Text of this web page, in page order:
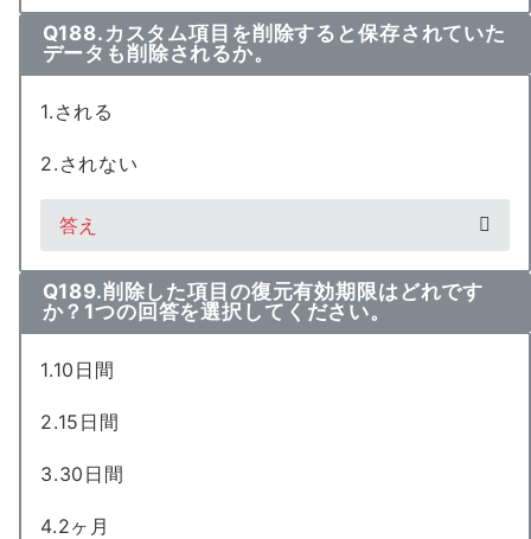
Q188.カスタム項目を削除すると保存されていた
データも削除されるか。
1.される
2.されない
答え
Q189.削除した項目の復元有効期限はどれです
か？1つの回答を選択してください。
1.10日間
2.15日間
3.30日間
4.2ヶ月